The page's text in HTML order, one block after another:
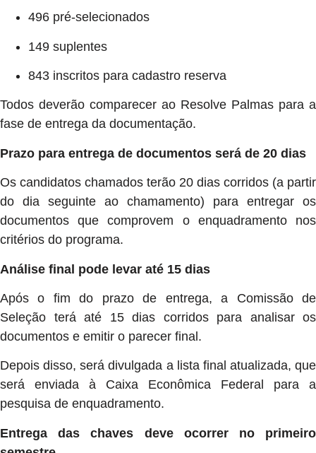
496 pré-selecionados
149 suplentes
843 inscritos para cadastro reserva
Todos deverão comparecer ao Resolve Palmas para a
fase de entrega da documentação.
Prazo para entrega de documentos será de 20 dias
Os candidatos chamados terão 20 dias corridos (a partir
do dia seguinte ao chamamento) para entregar os
documentos que comprovem o enquadramento nos
critérios do programa.
Análise final pode levar até 15 dias
Após o fim do prazo de entrega, a Comissão de
Seleção terá até 15 dias corridos para analisar os
documentos e emitir o parecer final.
Depois disso, será divulgada a lista final atualizada, que
será enviada à Caixa Econômica Federal para a
pesquisa de enquadramento.
Entrega das chaves deve ocorrer no primeiro